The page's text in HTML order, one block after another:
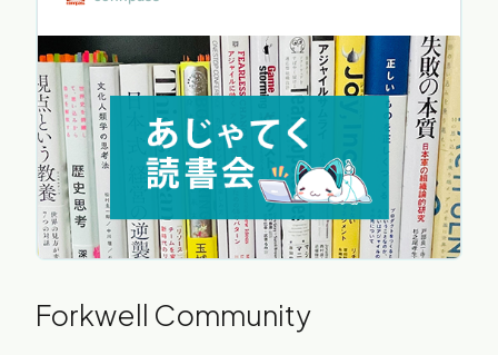
https://note.com/project_j_k/n/n8c4bfc124ac2?
magazine_key=me63a48ec5a33 # 課題図書 ##
『聞く習慣』 書籍の詳細はこちら
https://book.cm-
marketing.jp/books/9784295408239/ * * *…
Forkwell Community